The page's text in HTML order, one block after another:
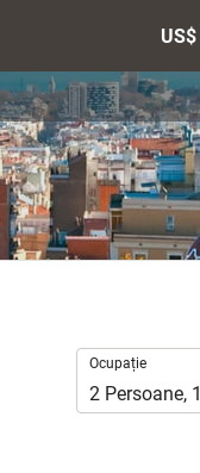
US$
Ocupație
Ocupație
2 Persoane, 1